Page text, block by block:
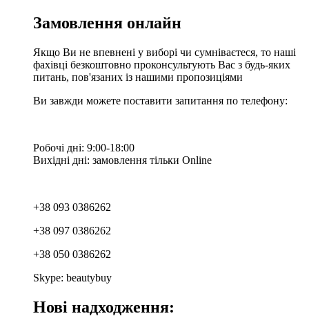
Замовлення онлайн
Якщо Ви не впевнені у виборі чи сумніваєтеся, то наші
фахівці безкоштовно проконсультують Вас з будь-яких
питань, пов'язаних із нашими пропозиціями
Ви завжди можете поставити запитання по телефону:
Робочі дні: 9:00-18:00
Вихідні дні: замовлення тільки Online
+38 093 0386262
+38 097 0386262
+38 050 0386262
Skype: beautybuy
Нові надходження: